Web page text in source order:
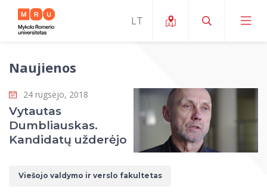
Apie ERUA
Naujienos ir renginiai
Galimybės
Komanda ir kontaktai
Studijų organizavimas ir aplinka
Studentų organizacijos
Studijų programos
MOin – MRU Mokslo ir inovacijų savaitė
Naujienos
24 rugsėjo, 2018
Vytautas
Dumbliauskas.
Kandidatų užderėjo
Viešojo valdymo ir verslo fakultetas